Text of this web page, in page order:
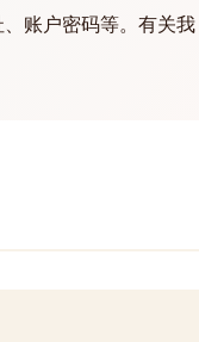
账户密码等。有关我